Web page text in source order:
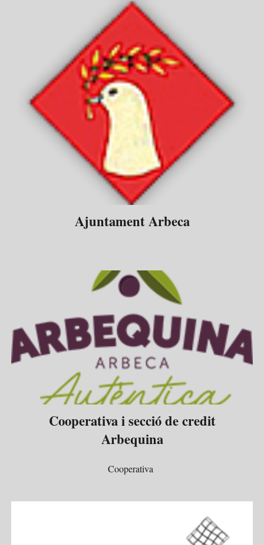
Ajuntament Arbeca
Cooperativa i secció de credit
Arbequina
Cooperativa